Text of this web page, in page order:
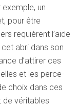
un
pour être
requièrent l’aide
abri dans son
d’attirer ces
et les perce-
choix dans ces
de véritables